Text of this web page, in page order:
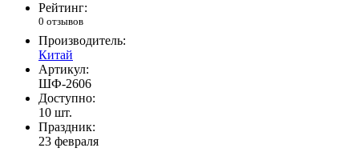
Рейтинг:
0 отзывов
Производитель:
Китай
Артикул:
ШФ-2606
Доступно:
10 шт.
Праздник:
23 февраля